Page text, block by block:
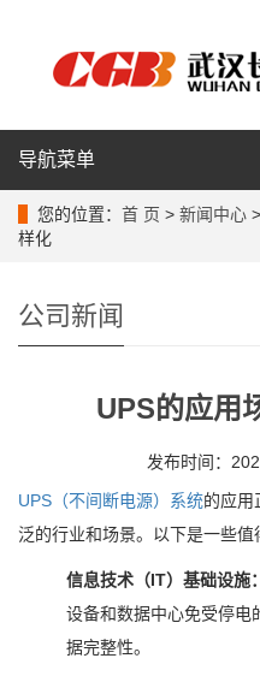
导航菜单
您的位置： 首 页 > 新闻中心 >
样化
公司新闻
UPS的应用
发布时间：
UPS（不间断电源）系统的应用
泛的行业和场景。以下是一些值
信息技术（IT）基础设施：
设备和数据中心免受停电
据完整性。